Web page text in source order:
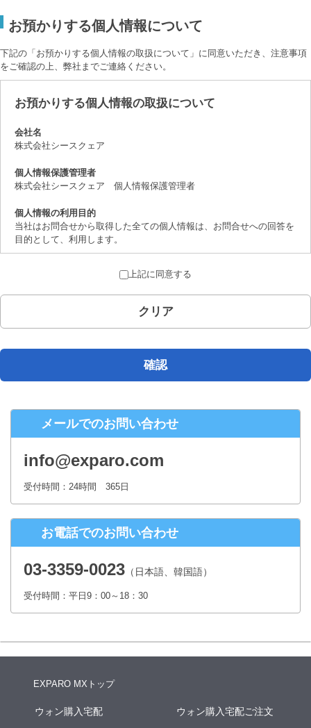
お預かりする個人情報について
下記の「お預かりする個人情報の取扱について」に同意いただき、注意事項
をご確認の上、弊社までご連絡ください。
お預かりする個人情報の取扱について
会社名
株式会社シースクェア
個人情報保護管理者
株式会社シースクェア 個人情報保護管理者
個人情報の利用目的
当社はお問合せから取得した全ての個人情報は、お問合せへの回答を
目的として、利用します。
取得した個人情報は、法律上許されている場合を除き、ご本人の了解
を得ることなく第三者に提供することはありません。
個人情報の取扱いの委託について
開示対象個人情報の開示等および問合せ窓口について
ご本人からの求めにより、当社が保有する開示対象個人情報の、利用
す。
株式会社シースクェア 個人情報お問合せ窓口
〒160-0023 東京都新宿区西新宿６丁目１２−１ パークウェストビ
ル１３階
Eメール：info@c-square.co.jp
（受付時間は、平日9時～17時30分 但し、年末年始、夏季休暇は除き
ます。）
個人情報を入力するにあたっての注意事項
回答ができない場合がございます。
本人が容易に認識できない方法による個人情報の取得
クッキーやWebビーコン等を用いるなどして、本人が容易に認識でき
上記に同意する
クリア
確認
メールでのお問い合わせ
info@exparo.com
受付時間：24時間 365日
お電話でのお問い合わせ
03-3359-0023 （日本語、韓国語）
受付時間：平日9：00～18：30
EXPARO MXトップ
ウォン購入宅配 ウォン購入宅配ご注文